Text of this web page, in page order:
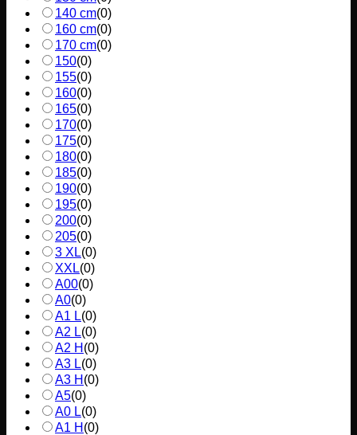
140 cm(0)
160 cm(0)
170 cm(0)
150(0)
155(0)
160(0)
165(0)
170(0)
175(0)
180(0)
185(0)
190(0)
195(0)
200(0)
205(0)
3 XL(0)
XXL(0)
A00(0)
A0(0)
A1 L(0)
A2 L(0)
A2 H (0)
A3 L(0)
A3 H (0)
A5(0)
A0 L(0)
A1 H (0)